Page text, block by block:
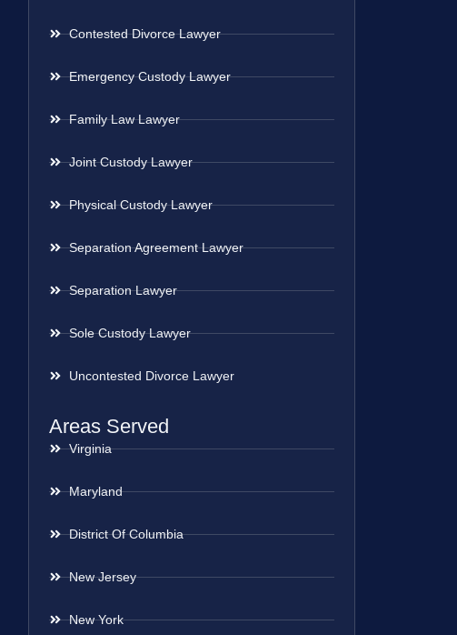
Contested Divorce Lawyer
Emergency Custody Lawyer
Family Law Lawyer
Joint Custody Lawyer
Physical Custody Lawyer
Separation Agreement Lawyer
Separation Lawyer
Sole Custody Lawyer
Uncontested Divorce Lawyer
Areas Served
Virginia
Maryland
District Of Columbia
New Jersey
New York